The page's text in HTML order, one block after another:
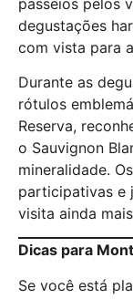
degustações
com vista para
Durante as
rótulos
Reserva,
o Sauvignon
mineralidade.
participativas e
visita ainda
Dicas para
Se você está